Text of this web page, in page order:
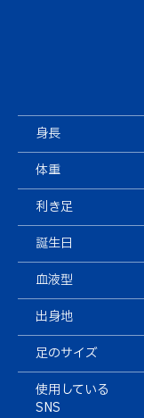
身長
体重
利き足
誕生日
血液型
出身地
足のサイズ
使用している
SNS